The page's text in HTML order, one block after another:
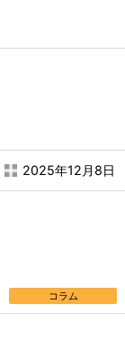
2025年12月8日
コラム